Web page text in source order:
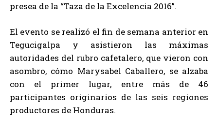
presea de la “Taza de la Excelencia 2016”.
El evento se realizó el fin de semana anterior en
Tegucigalpa y asistieron las máximas
autoridades del rubro cafetalero, que vieron con
asombro, cómo Marysabel Caballero, se alzaba
con el primer lugar, entre más de 46
participantes originarios de las seis regiones
productores de Honduras.